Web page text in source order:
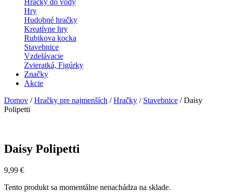
Hračky do vody
Hry
Hudobné hračky
Kreatívne hry
Rubikova kocka
Stavebnice
Vzdelávacie
Zvieratká, Figúrky
Značky
Akcie
Domov /Hračky pre najmenších /Hračky / Stavebnice / Daisy
Polipetti
Daisy Polipetti
9,99 €
Tento produkt sa momentálne nenachádza na sklade.